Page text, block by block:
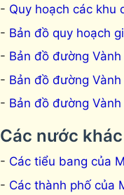
Quy hoạch các khu
Bản đồ quy hoạch
Bản đồ đường
Bản đồ đường
Bản đồ đường
Các nước khác
Các tiểu bang của
Các thành phố của